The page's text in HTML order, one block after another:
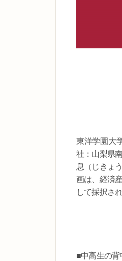
東洋学園大
社：山梨県
息（じきょ
画は、経済
して採択さ
■中高生の背